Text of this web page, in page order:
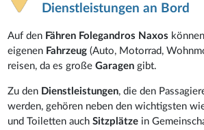
Dienstleistungen an Bord
Auf den Fähren Folegandros Naxos
eigenen Fahrzeug(Auto, Motorrad,
reisen, da es großeGaragengibt.
Zu den Dienstleistungen, die den
werden, gehören neben den wichtigsten
und Toiletten auchSitzplätze in